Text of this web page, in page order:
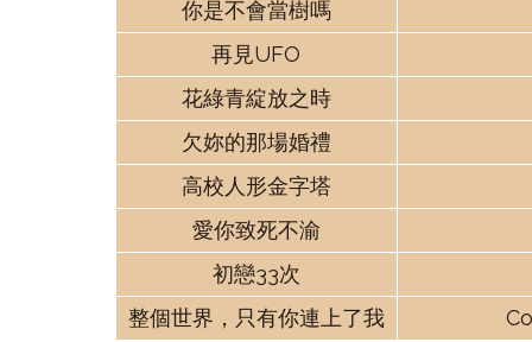
你是不會當樹嗎
再見UFO
花綠青綻放之時
欠妳的那場婚禮
高校人形金字塔
愛你致死不渝
初戀33次
整個世界，只有你連上了我